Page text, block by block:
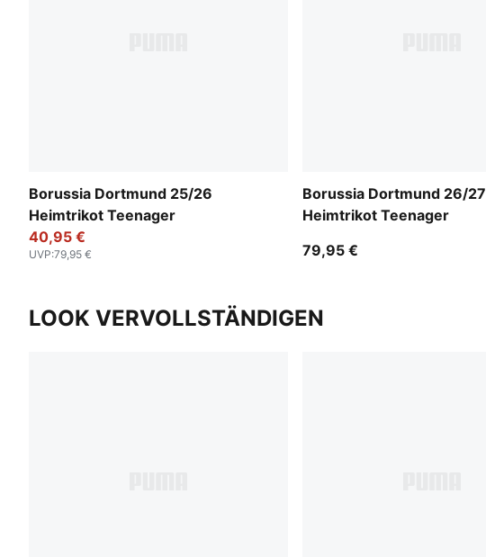
Borussia Dortmund 25/26
Heimtrikot Teenager
40,95 €
UVP:79,95 €
Borussia Dortmund 26/27
Heimtrikot Teenager
79,95 €
LOOK VERVOLLSTÄNDIGEN